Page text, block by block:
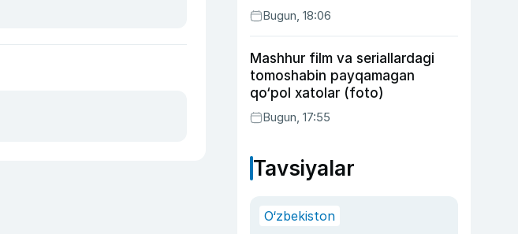
Bugun, 18:06
Mashhur film va seriallardagi
tomoshabin payqamagan
qo‘pol xatolar (foto)
Bugun, 17:55
Tavsiyalar
O‘zbekiston